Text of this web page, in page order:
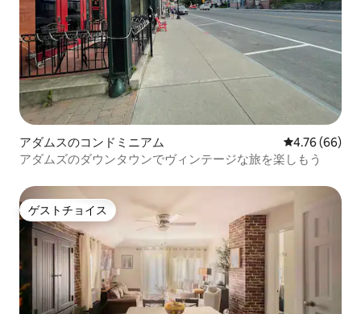
アダムスのコンドミニアム レビュー66
4.76 (66)
アダムズのダウンタウンでヴィンテージな旅を楽しもう
ゲストチョイス
ゲストチョイス